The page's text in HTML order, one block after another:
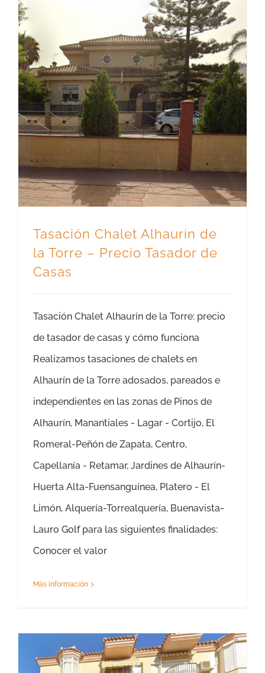
Tasación Chalet Alhaurín de
la Torre – Precio Tasador de
Casas
Tasación Chalet Alhaurín de la Torre: precio
de tasador de casas y cómo funciona
Realizamos tasaciones de chalets en
Alhaurín de la Torre adosados, pareados e
independientes en las zonas de Pinos de
Alhaurín, Manantiales - Lagar - Cortijo, El
Romeral-Peñón de Zapata, Centro,
Capellanía - Retamar, Jardines de Alhaurín-
Huerta Alta-Fuensanguínea, Platero - El
Limón, Alquería-Torrealquería, Buenavista-
Lauro Golf para las siguientes finalidades:
Conocer el valor
Más información